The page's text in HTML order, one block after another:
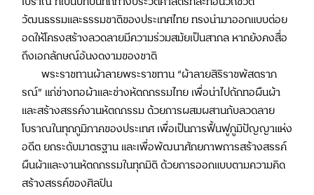
วัฒนธรรมและธรรมชาติของประเทศไทย ทรงนำมาออกแบบต่อย
อดให้โครงสร้างลวดลายมีความร่วมสมัยเป็นสากล หากยังคงสื่อ
ถึงเอกลักษณ์อันงดงามของชาติ
พระราชทานผ้าลายพระราชทาน “ผ้าลายสิริราชพัสตราภ
รณ์” แก่ช่างทอผ้าและช่างหัตถกรรมไทย เพื่อนำไปถักทอผืนผ้า
และสร้างสรรค์งานหัตถกรรม ด้วยการผสมผสานกับลวดลาย
โบราณในทุกภูมิภาคของประเทศ เพื่อเป็นการฟื้นฟูภูมิปัญญาแห่ง
อดีต ยกระดับมาตรฐาน และเพื่อพัฒนาศักยภาพการสร้างสรรค์
ผืนผ้าและงานหัตถกรรมในทุกมิติ ด้วยการออกแบบตามความคิด
สร้างสรรค์ของศิลปิน